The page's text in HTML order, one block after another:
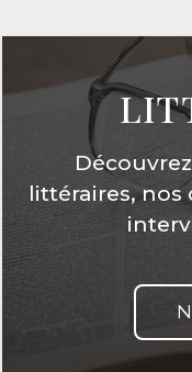
littéraires, nos